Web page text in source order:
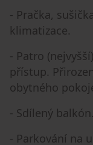
- Pračka,
klimatizace.
- Patro
přístup.
obytného
- Sdílený balkón.
- Parkování na